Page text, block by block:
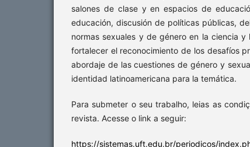
salones de clase y en espacios de
educación, discusión de políticas públicas,
normas sexuales y de género en la ciencia
fortalecer el reconocimiento de los desafíos
abordaje de las cuestiones de género y
identidad latinoamericana para la temática.
Para submeter o seu trabalho, leias as
revista. Acesse o link a seguir:
https://sistemas.uft.edu.br/periodicos/